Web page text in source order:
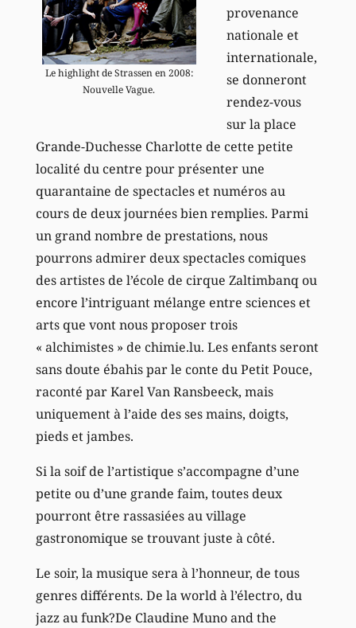
Le highlight de Strassen en 2008:
Nouvelle Vague.
provenance
nationale et
internationale,
se donneront
rendez-vous
sur la place
Grande-Duchesse Charlotte de cette petite
localité du centre pour présenter une
quarantaine de spectacles et numéros au
cours de deux journées bien remplies. Parmi
un grand nombre de prestations, nous
pourrons admirer deux spectacles comiques
des artistes de l’école de cirque Zaltimbanq ou
encore l’intriguant mélange entre sciences et
arts que vont nous proposer trois
« alchimistes » de chimie.lu. Les enfants seront
sans doute ébahis par le conte du Petit Pouce,
raconté par Karel Van Ransbeeck, mais
uniquement à l’aide des ses mains, doigts,
pieds et jambes.
Si la soif de l’artistique s’accompagne d’une
petite ou d’une grande faim, toutes deux
pourront être rassasiées au village
gastronomique se trouvant juste à côté.
Le soir, la musique sera à l’honneur, de tous
genres différents. De la world à l’électro, du
jazz au funk?De Claudine Muno and the